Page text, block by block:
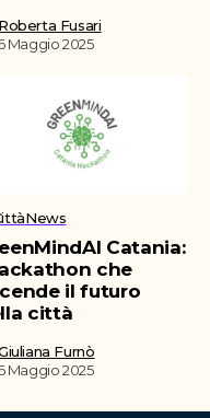
Roberta Fusari
Maggio 2025
News
Catania:
che
il futuro
città
Furnò
Maggio 2025